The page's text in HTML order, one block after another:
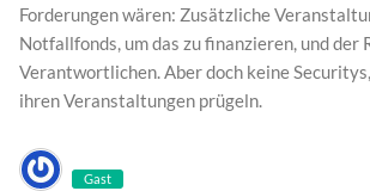
Forderungen wären: Zusätzliche
Notfallfonds, um das zu finanzieren, und
Verantwortlichen. Aber doch keine
ihren Veranstaltungen prügeln.
Gast